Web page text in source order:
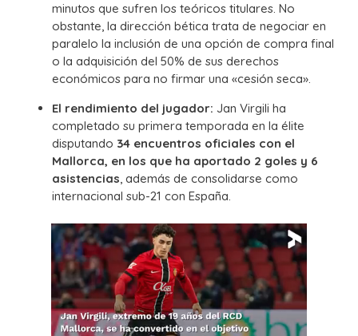
minutos que sufren los teóricos titulares. No
obstante, la dirección bética trata de negociar en
paralelo la inclusión de una opción de compra final
o la adquisición del 50% de sus derechos
económicos para no firmar una «cesión seca».
El rendimiento del jugador: Jan Virgili ha
completado su primera temporada en la élite
disputando 34 encuentros oficiales con el
Mallorca, en los que ha aportado 2 goles y 6
asistencias, además de consolidarse como
internacional sub-21 con España.